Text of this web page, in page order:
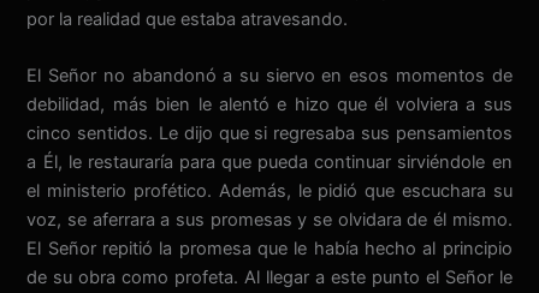
por la realidad que estaba atravesando.
El Señor no abandonó a su siervo en esos momentos de
debilidad, más bien le alentó e hizo que él volviera a sus
cinco sentidos. Le dijo que si regresaba sus pensamientos
a Él, le restauraría para que pueda continuar sirviéndole en
el ministerio profético. Además, le pidió que escuchara su
voz, se aferrara a sus promesas y se olvidara de él mismo.
El Señor repitió la promesa que le había hecho al principio
de su obra como profeta. Al llegar a este punto el Señor le